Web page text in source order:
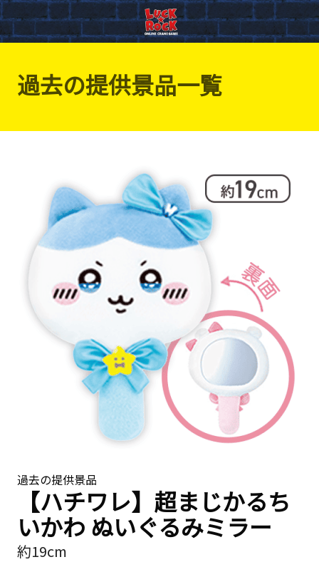
過去の提供景品一覧
過去の提供景品
【ハチワレ】超まじかるち
いかわ ぬいぐるみミラー
約19cm